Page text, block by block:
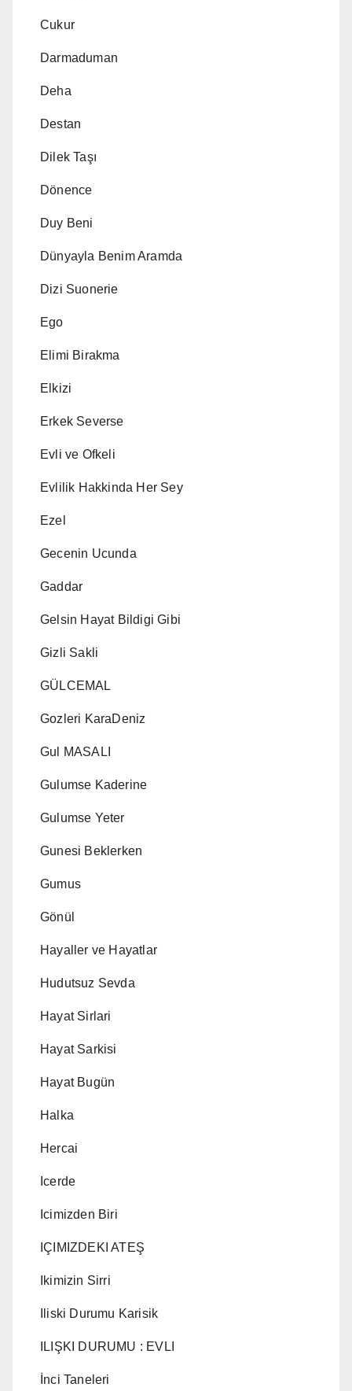
Cukur
Darmaduman
Deha
Destan
Dilek Taşı
Dönence
Duy Beni
Dünyayla Benim Aramda
Dizi Suonerie
Ego
Elimi Birakma
Elkizi
Erkek Severse
Evli ve Ofkeli
Evlilik Hakkinda Her Sey
Ezel
Gecenin Ucunda
Gaddar
Gelsin Hayat Bildigi Gibi
Gizli Sakli
GÜLCEMAL
Gozleri KaraDeniz
Gul MASALI
Gulumse Kaderine
Gulumse Yeter
Gunesi Beklerken
Gumus
Gönül
Hayaller ve Hayatlar
Hudutsuz Sevda
Hayat Sirlari
Hayat Sarkisi
Hayat Bugün
Halka
Hercai
Icerde
Icimizden Biri
IÇIMIZDEKI ATEŞ
Ikimizin Sirri
Iliski Durumu Karisik
ILIŞKI DURUMU : EVLI
İnci Taneleri